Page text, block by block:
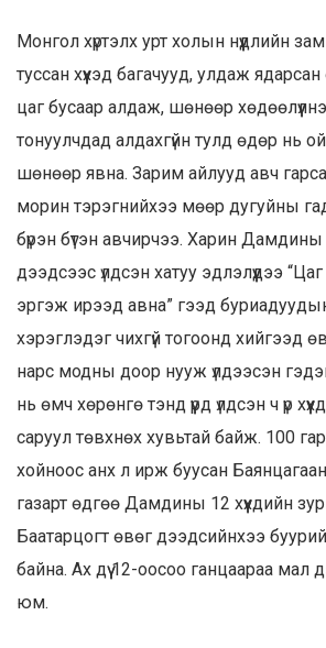
Монгол хүртэлх урт холын нүүдлийн
туссан хүүхэд багачууд, улдаж
цаг бусаар алдаж, шөнөөр
тонуулчдад алдахгүйн тулд өдөр нь ой
шөнөөр явна. Зарим айлууд авч
морин тэрэгнийхээ мөөр дугуйны
бүрэн бүтэн авчирчээ. Харин
дээдсээс үлдсэн хатуу эдлэлүүдээ
эргэж ирээд авна” гээд
хэрэглэдэг чихгүй тогоонд хийгээд
нарс модны доор нууж үлдээсэн
нь өмч хөрөнгө тэнд үүрд үлдсэн ч үр
саруул төвхнөх хувьтай байж. 100
хойноос анх л ирж буусан
газарт өдгөө Дамдины 12 хүүхдийн
Баатарцогт өвөг дээдсийнхээ
байна. Ах дүү 12-оосоо ганцаараа мал
юм.